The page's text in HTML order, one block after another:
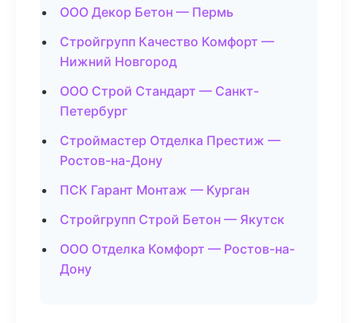
ООО Декор Бетон — Пермь
Стройгрупп Качество Комфорт —
Нижний Новгород
ООО Строй Стандарт — Санкт-
Петербург
Строймастер Отделка Престиж —
Ростов-на-Дону
ПСК Гарант Монтаж — Курган
Стройгрупп Строй Бетон — Якутск
ООО Отделка Комфорт — Ростов-на-
Дону